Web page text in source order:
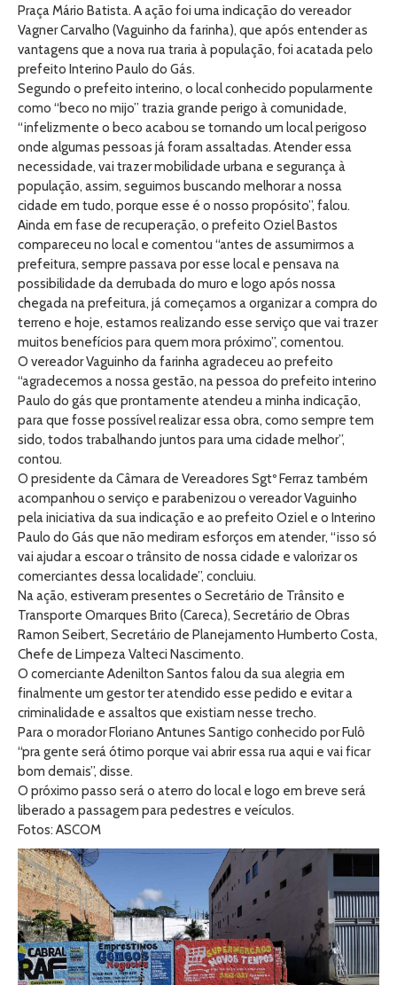
Praça Mário Batista. A ação foi uma indicação do vereador
Vagner Carvalho (Vaguinho da farinha), que após entender as
vantagens que a nova rua traria à população, foi acatada pelo
prefeito Interino Paulo do Gás.
Segundo o prefeito interino, o local conhecido popularmente
como “beco no mijo” trazia grande perigo à comunidade,
“infelizmente o beco acabou se tornando um local perigoso
onde algumas pessoas já foram assaltadas. Atender essa
necessidade, vai trazer mobilidade urbana e segurança à
população, assim, seguimos buscando melhorar a nossa
cidade em tudo, porque esse é o nosso propósito”, falou.
Ainda em fase de recuperação, o prefeito Oziel Bastos
compareceu no local e comentou “antes de assumirmos a
prefeitura, sempre passava por esse local e pensava na
possibilidade da derrubada do muro e logo após nossa
chegada na prefeitura, já começamos a organizar a compra do
terreno e hoje, estamos realizando esse serviço que vai trazer
muitos benefícios para quem mora próximo”, comentou.
O vereador Vaguinho da farinha agradeceu ao prefeito
“agradecemos a nossa gestão, na pessoa do prefeito interino
Paulo do gás que prontamente atendeu a minha indicação,
para que fosse possível realizar essa obra, como sempre tem
sido, todos trabalhando juntos para uma cidade melhor”,
contou.
O presidente da Câmara de Vereadores Sgtº Ferraz também
acompanhou o serviço e parabenizou o vereador Vaguinho
pela iniciativa da sua indicação e ao prefeito Oziel e o Interino
Paulo do Gás que não mediram esforços em atender, “isso só
vai ajudar a escoar o trânsito de nossa cidade e valorizar os
comerciantes dessa localidade”, concluiu.
Na ação, estiveram presentes o Secretário de Trânsito e
Transporte Omarques Brito (Careca), Secretário de Obras
Ramon Seibert, Secretário de Planejamento Humberto Costa,
Chefe de Limpeza Valteci Nascimento.
O comerciante Adenilton Santos falou da sua alegria em
finalmente um gestor ter atendido esse pedido e evitar a
criminalidade e assaltos que existiam nesse trecho.
Para o morador Floriano Antunes Santigo conhecido por Fulô
“pra gente será ótimo porque vai abrir essa rua aqui e vai ficar
bom demais”, disse.
O próximo passo será o aterro do local e logo em breve será
liberado a passagem para pedestres e veículos.
Fotos: ASCOM